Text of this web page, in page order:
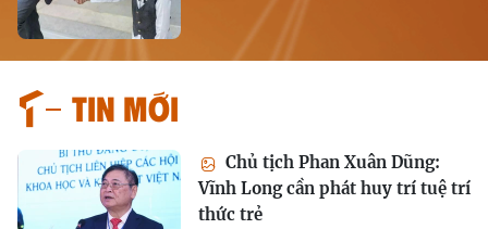
Tin mới
Chủ tịch Phan Xuân Dũng:
Vĩnh Long cần phát huy trí tuệ trí
thức trẻ